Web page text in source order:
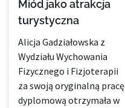
Miód jako atrakcja
turystyczna
Alicja Gadziałowska z
Wydziału Wychowania
Fizycznego i Fizjoterapii
za swoją oryginalną pracę
dyplomową otrzymała w